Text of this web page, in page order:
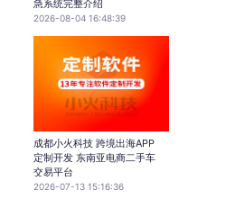
急系统完整介绍
2026-08-04 16:48:39
成都小火科技 跨境出海APP
定制开发 东南亚电商二手车
交易平台
2026-07-13 15:16:36